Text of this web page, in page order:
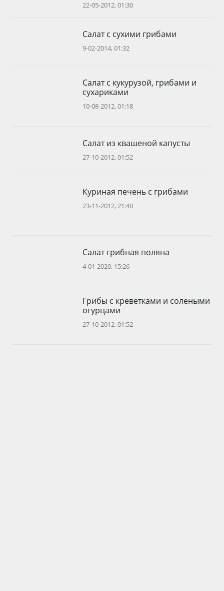
22-05-2012, 01:30
Салат с сухими грибами
9-02-2014, 01:32
Салат с кукурузой, грибами и
сухариками
10-08-2012, 01:18
Салат из квашеной капусты
27-10-2012, 01:52
Куриная печень с грибами
23-11-2012, 21:40
Салат грибная поляна
4-01-2020, 15:26
Грибы с креветками и солеными
огурцами
27-10-2012, 01:52